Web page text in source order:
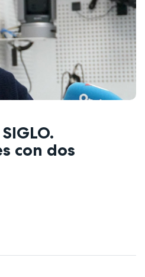
con dos